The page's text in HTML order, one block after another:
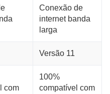
Conexão de
internet banda
larga
Versão 11
com
100%
compatível com